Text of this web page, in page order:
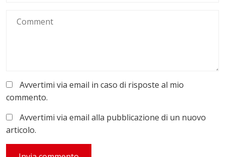
Avvertimi via email in caso di risposte al mio
commento.
Avvertimi via email alla pubblicazione di un nuovo
articolo.